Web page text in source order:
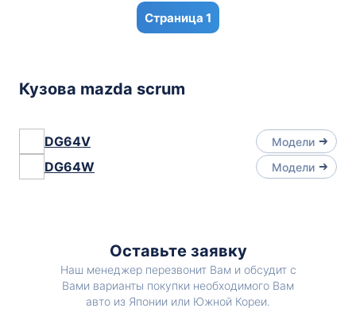
1
Кузова mazda scrum
DG64V Модели
DG64W Модели
Оставьте заявку
Наш менеджер перезвонит Вам и обсудит с
Вами варианты покупки необходимого Вам
авто из Японии или Южной Кореи.